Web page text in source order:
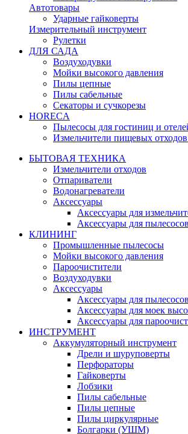
Автотовары
Ударные гайковерты
Измерительный инструмент
Рулетки
ДЛЯ САДА
Воздуходувки
Мойки высокого давления
Пилы цепные
Пилы сабельные
Секаторы и сучкорезы
HORECA
Пылесосы для гостиниц и
Измельчители пищевых
БЫТОВАЯ ТЕХНИКА
Измельчители отходов
Отпариватели
Водонагреватели
Аксессуары
Аксессуары для
Аксессуары для пылесосов
КЛИНИНГ
Промышленные пылесосы
Мойки высокого давления
Пароочистители
Воздуходувки
Аксессуары
Аксессуары для пылесосов
Аксессуары для моек
Аксессуары для
ИНСТРУМЕНТ
Аккумуляторный инструмент
Дрели и шуруповерты
Перфораторы
Гайковерты
Лобзики
Пилы сабельные
Пилы цепные
Пилы циркулярные
Болгарки (УШМ)